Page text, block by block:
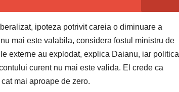
ipoteza potrivit careia o diminuare a
mai este valabila, considera fostul ministru de
externe au explodat, explica Daianu, iar politica
curent nu mai este valida. El crede ca
mai aproape de zero.